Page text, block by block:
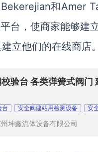
和Amer
台，使商家能够建
立他们的在线商店。
验台 各类弹簧式阀门
台 安全阀建站用检测设备 安
坤鑫流体设备有限公司